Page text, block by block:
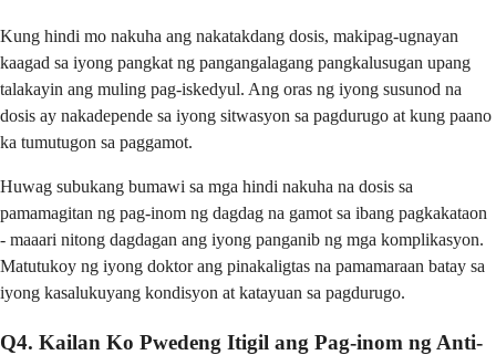
Kung hindi mo nakuha ang nakatakdang dosis, makipag-ugnayan
kaagad sa iyong pangkat ng pangangalagang pangkalusugan upang
talakayin ang muling pag-iskedyul. Ang oras ng iyong susunod na
dosis ay nakadepende sa iyong sitwasyon sa pagdurugo at kung paano
ka tumutugon sa paggamot.
Huwag subukang bumawi sa mga hindi nakuha na dosis sa
pamamagitan ng pag-inom ng dagdag na gamot sa ibang pagkakataon
- maaari nitong dagdagan ang iyong panganib ng mga komplikasyon.
Matutukoy ng iyong doktor ang pinakaligtas na pamamaraan batay sa
iyong kasalukuyang kondisyon at katayuan sa pagdurugo.
Q4. Kailan Ko Pwedeng Itigil ang Pag-inom ng Anti-